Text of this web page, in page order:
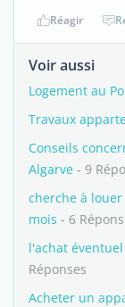
Réagir
Voir aussi
Logement au
Travaux
Conseils
Algarve - 9
cherche à
mois - 6
l'achat
Réponses
Acheter un